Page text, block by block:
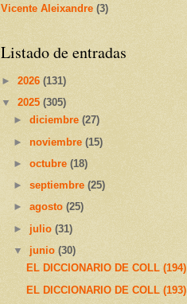
Vicente Aleixandre (3)
Listado de entradas
► 2026 (131)
▼ 2025 (305)
►diciembre(27)
► noviembre(15)
►octubre(18)
►septiembre(25)
►agosto(25)
►julio(31)
▼ junio(30)
EL DICCIONARIO DE COLL (194)
EL DICCIONARIO DE COLL (193)